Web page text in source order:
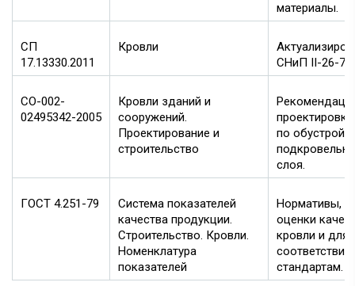
материалы.
СП
17.13330.2011
Кровли
СНиП II-26-76
СО-002-
02495342-2005
Кровли зданий и
сооружений.
Проектирование и
строительство
по
слоя.
ГОСТ 4.251-79
Система показателей
качества продукции.
Строительство. Кровли.
Номенклатура
показателей
Нормативы,
оценки
кровли и для
стандартам.